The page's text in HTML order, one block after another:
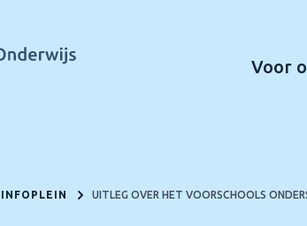
Voor
INFOPLEIN UITLEG OVER HET VOORSCHOOLS